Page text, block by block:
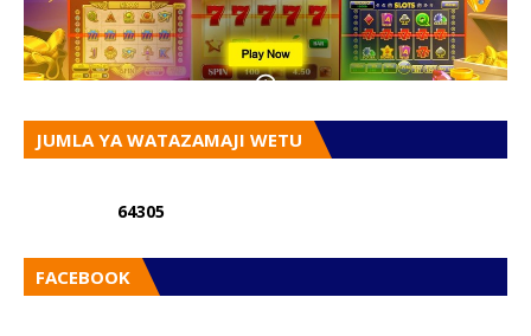
JUMLA YA WATAZAMAJI WETU
64305
FACEBOOK